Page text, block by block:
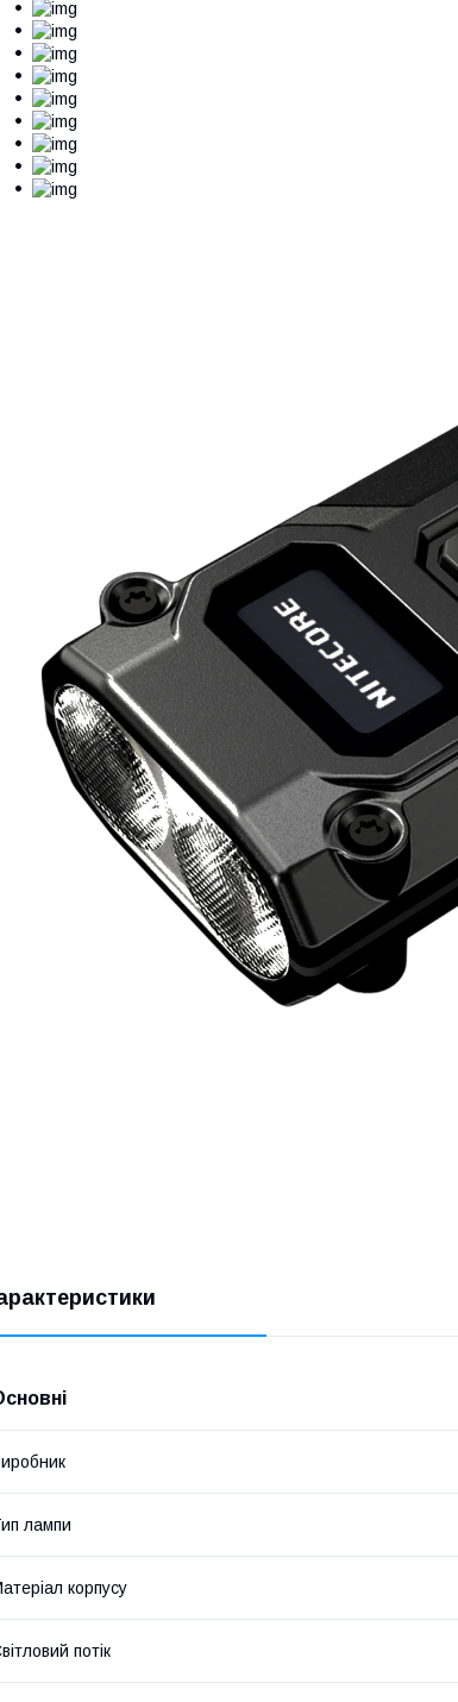
лампи
корпусу
потік